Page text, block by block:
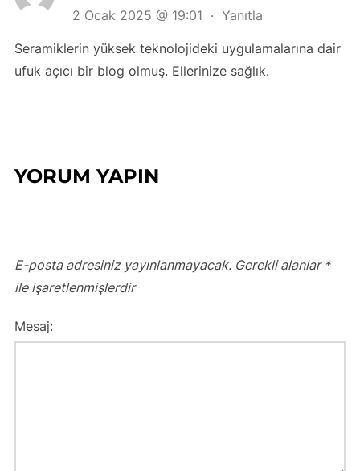
2 Ocak 2025 @ 19:01 · Yanıtla
Seramiklerin yüksek teknolojideki uygulamalarına dair
ufuk açıcı bir blog olmuş. Ellerinize sağlık.
YORUM YAPIN
E-posta adresiniz yayınlanmayacak. Gerekli alanlar *
ile işaretlenmişlerdir
Mesaj: